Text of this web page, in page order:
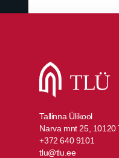
Tallinna Ülikool
Narva mnt 25, 10120
+372 640 9101
tlu@tlu.ee